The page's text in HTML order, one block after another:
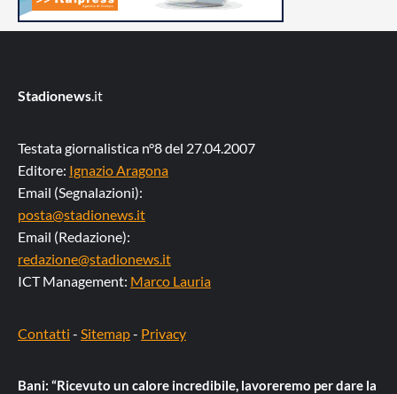
Stadionews .it
Testata giornalistica n°8 del 27.04.2007
Editore: Ignazio Aragona
Email (Segnalazioni):
posta@stadionews.it
Email (Redazione):
redazione@stadionews.it
ICT Management: Marco Lauria
Contatti - Sitemap- Privacy
Bani: “Ricevuto un calore incredibile, lavoreremo per dare la